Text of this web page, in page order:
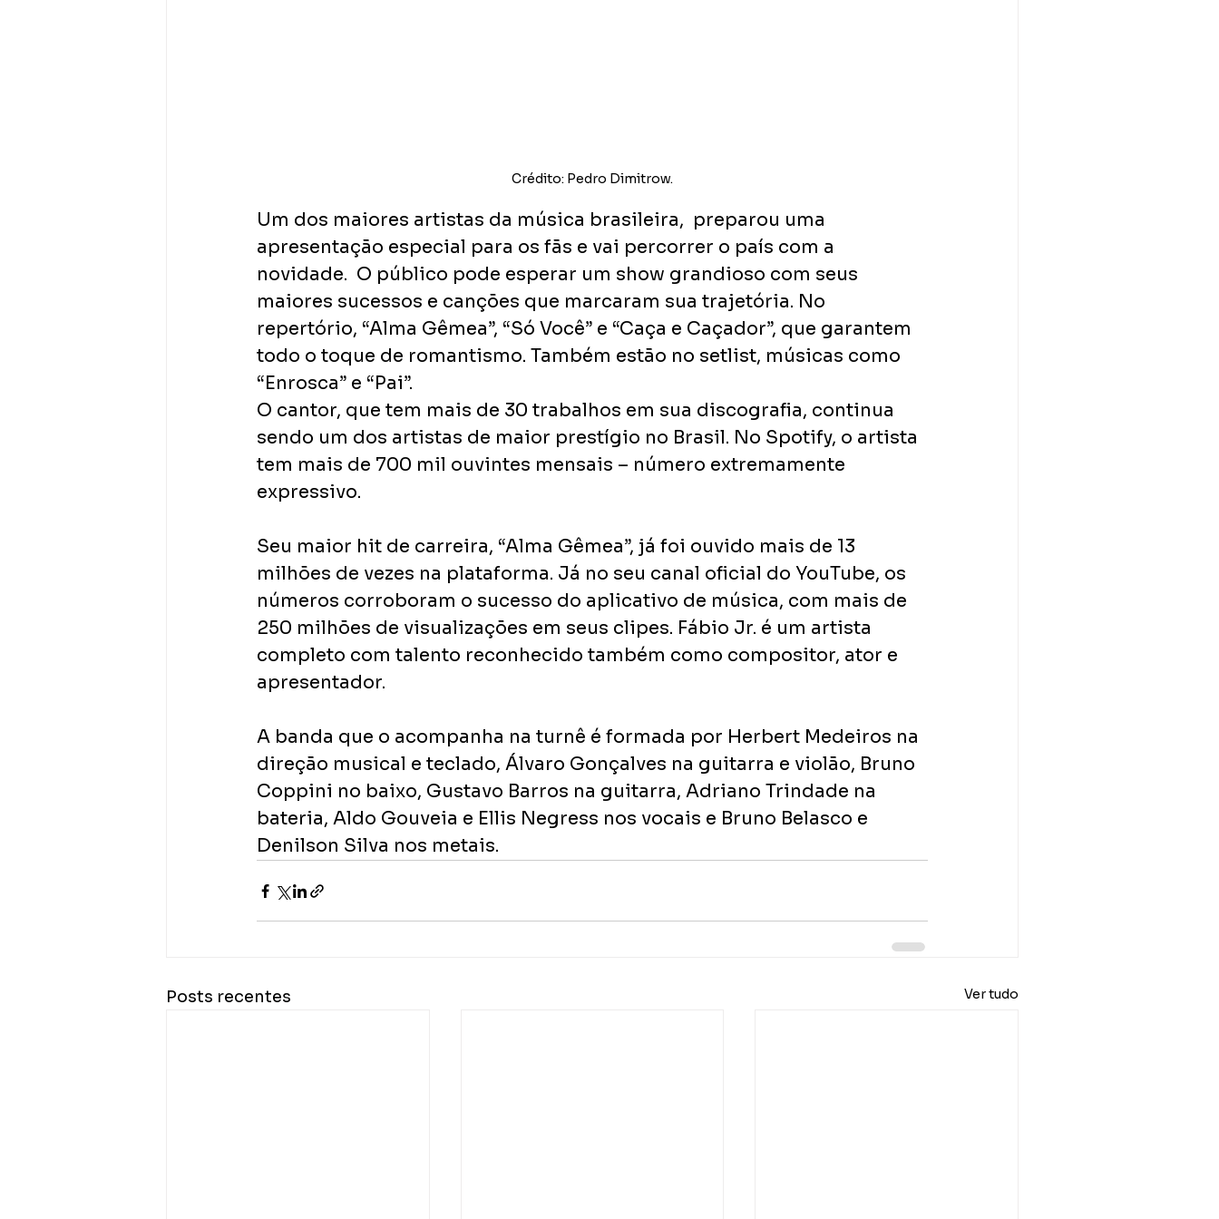
Crédito: Pedro Dimitrow.
Um dos maiores artistas da música brasileira,  preparou uma
apresentação especial para os fãs e vai percorrer o país com a
novidade.  O público pode esperar um show grandioso com seus
maiores sucessos e canções que marcaram sua trajetória. No
repertório, “Alma Gêmea”, “Só Você” e “Caça e Caçador”, que garantem
todo o toque de romantismo. Também estão no setlist, músicas como
“Enrosca” e “Pai”.
O cantor, que tem mais de 30 trabalhos em sua discografia, continua
sendo um dos artistas de maior prestígio no Brasil. No Spotify, o artista
tem mais de 700 mil ouvintes mensais – número extremamente
expressivo.
Seu maior hit de carreira, “Alma Gêmea”, já foi ouvido mais de 13
milhões de vezes na plataforma. Já no seu canal oficial do YouTube, os
números corroboram o sucesso do aplicativo de música, com mais de
250 milhões de visualizações em seus clipes. Fábio Jr. é um artista
completo com talento reconhecido também como compositor, ator e
apresentador.
A banda que o acompanha na turnê é formada por Herbert Medeiros na
direção musical e teclado, Álvaro Gonçalves na guitarra e violão, Bruno
Coppini no baixo, Gustavo Barros na guitarra, Adriano Trindade na
bateria, Aldo Gouveia e Ellis Negress nos vocais e Bruno Belasco e
Denilson Silva nos metais.
Posts recentes Ver tudo